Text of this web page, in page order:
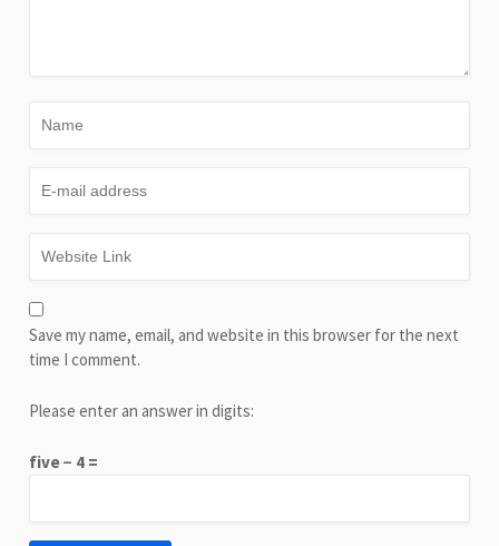
Save my name, email, and website in this browser for the next
time I comment.
Please enter an answer in digits:
five − 4 =